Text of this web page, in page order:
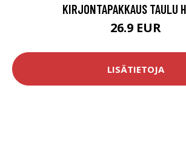
KIRJONTAPAKKAUS TAULU
26.9 EUR
LISÄTIETOJA